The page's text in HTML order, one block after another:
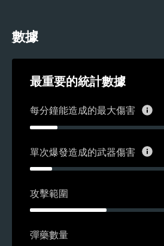
數據
最重要的統計數據
每分鐘能造成的最大傷害
單次爆發造成的武器傷害
攻擊範圍
彈藥數量